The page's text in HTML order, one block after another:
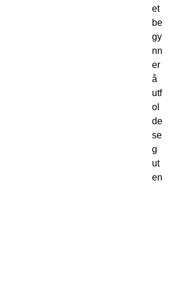
et
be
gy
nn
er
å
utf
ol
de
se
g
ut
en